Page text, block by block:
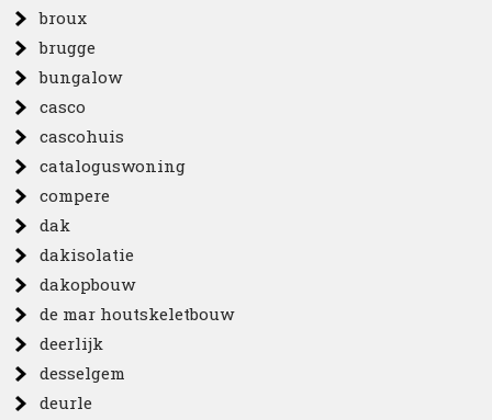
broux
brugge
bungalow
casco
cascohuis
cataloguswoning
compere
dak
dakisolatie
dakopbouw
de mar houtskeletbouw
deerlijk
desselgem
deurle